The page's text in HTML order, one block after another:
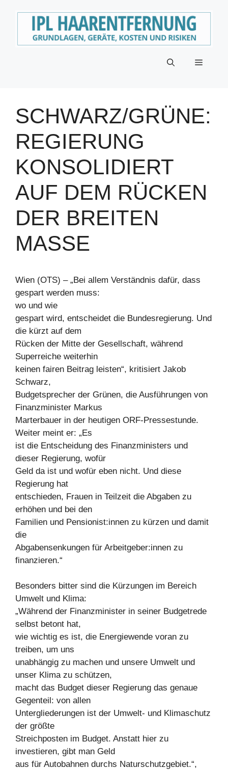
Menü
SCHWARZ/GRÜNE:
REGIERUNG
KONSOLIDIERT
AUF DEM RÜCKEN
DER BREITEN
MASSE
Wien (OTS) – „Bei allem Verständnis dafür, dass
gespart werden muss:
wo und wie
gespart wird, entscheidet die Bundesregierung. Und
die kürzt auf dem
Rücken der Mitte der Gesellschaft, während
Superreiche weiterhin
keinen fairen Beitrag leisten“, kritisiert Jakob
Schwarz,
Budgetsprecher der Grünen, die Ausführungen von
Finanzminister Markus
Marterbauer in der heutigen ORF-Pressestunde.
Weiter meint er: „Es
ist die Entscheidung des Finanzministers und
dieser Regierung, wofür
Geld da ist und wofür eben nicht. Und diese
Regierung hat
entschieden, Frauen in Teilzeit die Abgaben zu
erhöhen und bei den
Familien und Pensionist:innen zu kürzen und damit
die
Abgabensenkungen für Arbeitgeber:innen zu
finanzieren.“
Besonders bitter sind die Kürzungen im Bereich
Umwelt und Klima:
„Während der Finanzminister in seiner Budgetrede
selbst betont hat,
wie wichtig es ist, die Energiewende voran zu
treiben, um uns
unabhängig zu machen und unsere Umwelt und
unser Klima zu schützen,
macht das Budget dieser Regierung das genaue
Gegenteil: von allen
Untergliederungen ist der Umwelt- und Klimaschutz
der größte
Streichposten im Budget. Anstatt hier zu
investieren, gibt man Geld
aus für Autobahnen durchs Naturschutzgebiet.“,